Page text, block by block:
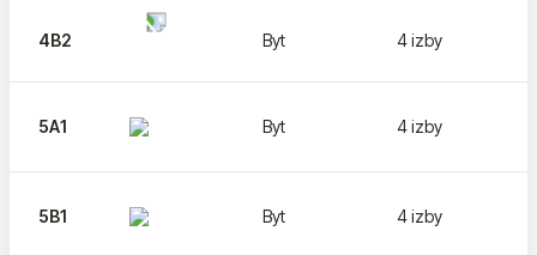
4B2 Byt 4 izby
5A1 Byt 4 izby
5B1 Byt 4 izby